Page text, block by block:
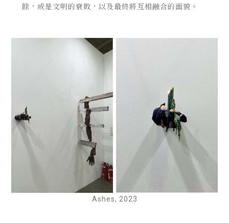
餘，或是文明的衰敗，以及最終將互相融合的面貌。
Ashes, 2023